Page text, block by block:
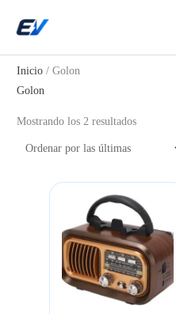
Inicio / Golon
Golon
Mostrando los 2 resultadosOrdenado
recientes